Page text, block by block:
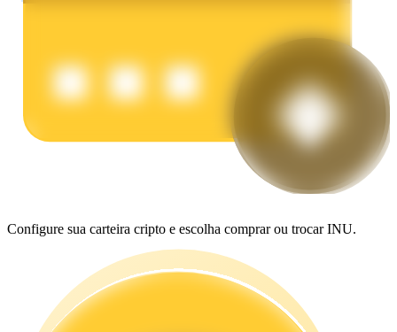
Ganhe recompensas competitivas diariamente
Configure sua carteira cripto e escolha comprar ou trocar INU.